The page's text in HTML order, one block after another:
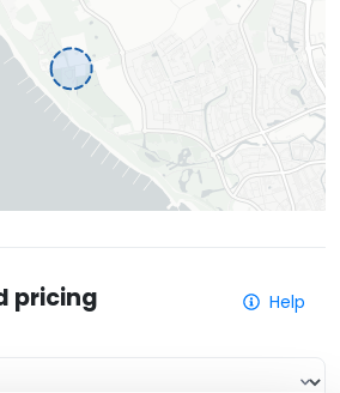
pricing Help